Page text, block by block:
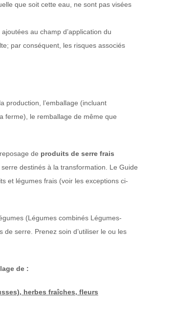
que soit cette eau, ne sont pas visées
au champ d’application du
par conséquent, les risques associés
production, l’emballage (incluant
ferme), le remballage de même que
de produits de serre frais
destinés à la transformation. Le Guide
et légumes frais (voir les exceptions ci-
(Légumes combinés Légumes-
serre. Prenez soin d’utiliser le ou les
de :
herbes fraîches, fleurs